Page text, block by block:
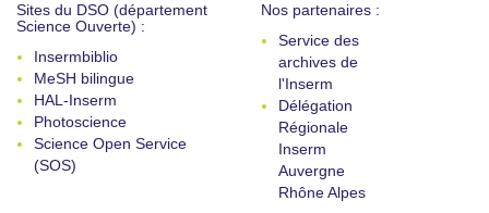
Sites du DSO (département
Science Ouverte) :
Insermbiblio
MeSH bilingue
HAL-Inserm
Photoscience
Science Open Service
(SOS)
Nos partenaires :
Service des
archives de
l'Inserm
Délégation
Régionale
Inserm
Auvergne
Rhône Alpes